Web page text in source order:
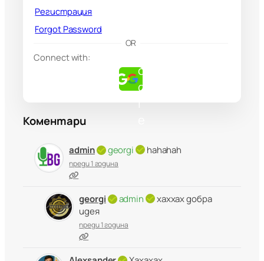
Регистрация
Forgot Password
OR
Connect with:
o
g
Коментари
admin georgi hahahah
преди 1 година
georgi admin
хаххах добра
идея
преди 1 година